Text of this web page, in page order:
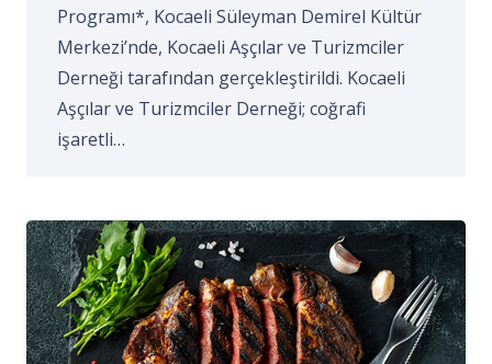
Programı*, Kocaeli Süleyman Demirel Kültür
Merkezi’nde, Kocaeli Aşçılar ve Turizmciler
Derneği tarafından gerçekleştirildi. Kocaeli
Aşçılar ve Turizmciler Derneği; coğrafi
işaretli…